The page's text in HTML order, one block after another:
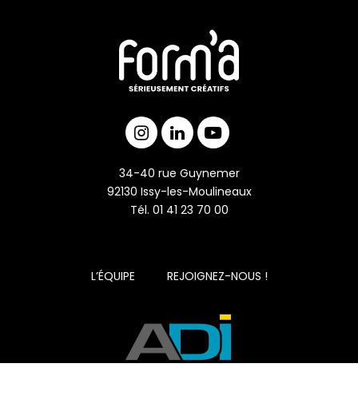
34-40 rue Guynemer
92130 Issy-les-Moulineaux
Tél. 01 41 23 70 00
L’ÉQUIPE REJOIGNEZ-NOUS !